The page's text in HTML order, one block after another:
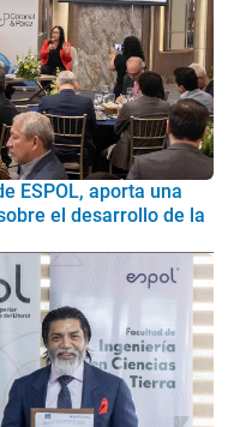
ESPOL, aporta una
el desarrollo de la